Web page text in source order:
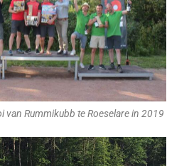
van Rummikubb te Roeselare in 2019